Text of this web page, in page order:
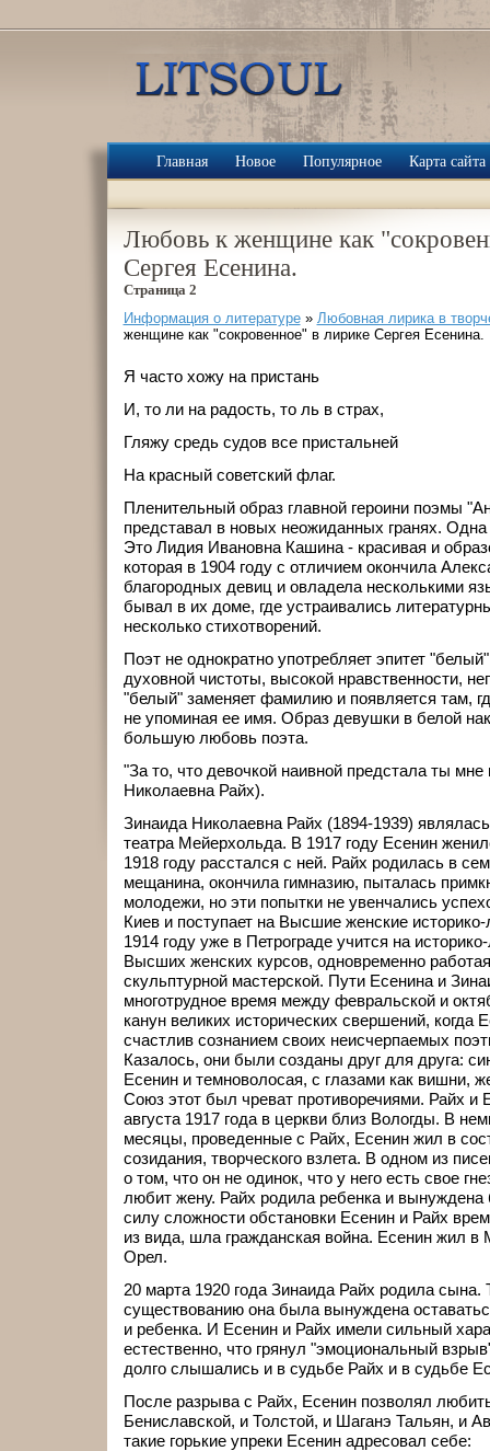
Главная Новое Популярное Карта сайта
Любовь к женщине как
Сергея Есенина.
Страница 2
Информация о литературе» Любовная лирика в
женщине как "сокровенное" в лирике Сергея Есенина.
Я часто хожу на пристань
И, то ли на радость, то ль в страх,
Гляжу средь судов все пристальней
На красный советский флаг.
Пленительный образ главной героини поэмы
представал в новых неожиданных гранях. Одна
Это Лидия Ивановна Кашина - красивая и
которая в 1904 году с отличием окончила
благородных девиц и овладела несколькими
бывал в их доме, где устраивались
несколько стихотворений.
Поэт не однократно употребляет эпитет
духовной чистоты, высокой нравственности,
"белый" заменяет фамилию и появляется там,
не упоминая ее имя. Образ девушки в белой
большую любовь поэта.
"За то, что девочкой наивной предстала ты
Николаевна Райх).
Зинаида Николаевна Райх (1894-1939)
театра Мейерхольда. В 1917 году Есенин
1918 году расстался с ней. Райх родилась в
мещанина, окончила гимназию, пыталась
молодежи, но эти попытки не увенчались
Киев и поступает на Высшие женские
1914 году уже в Петрограде учится на
Высших женских курсов, одновременно
скульптурной мастерской. Пути Есенина и
многотрудное время между февральской и
канун великих исторических свершений, когда
счастлив сознанием своих неисчерпаемых
Казалось, они были созданы друг для друга:
Есенин и темноволосая, с глазами как вишни,
Союз этот был чреват противоречиями. Райх и
августа 1917 года в церкви близ Вологды. В
месяцы, проведенные с Райх, Есенин жил в
созидания, творческого взлета. В одном из
о том, что он не одинок, что у него есть свое
любит жену. Райх родила ребенка и
силу сложности обстановки Есенин и Райх
из вида, шла гражданская война. Есенин жил в
Орел.
20 марта 1920 года Зинаида Райх родила сына.
существованию она была вынуждена
и ребенка. И Есенин и Райх имели сильный
естественно, что грянул "эмоциональный
долго слышались и в судьбе Райх и в судьбе
После разрыва с Райх, Есенин позволял
Бениславской, и Толстой, и Шаганэ Тальян, и
такие горькие упреки Есенин адресовал себе: